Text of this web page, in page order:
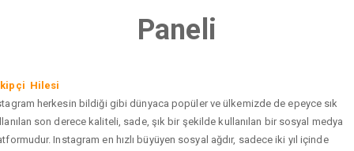
Paneli
Hilesi
herkesin bildiği gibi dünyaca popüler ve ülkemizde de epeyce sık
son derece kaliteli, sade, şık bir şekilde kullanılan bir sosyal medya
Instagram en hızlı büyüyen sosyal ağdır, sadece iki yıl içinde